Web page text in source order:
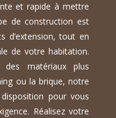
et rapide à mettre
de construction est
d’extension, tout en
de votre habitation.
des matériaux plus
ou la brique, notre
pour vous
Réalisez votre